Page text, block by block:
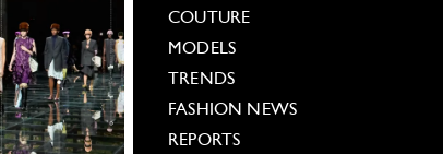
COUTURE
MODELS
TRENDS
FASHION NEWS
REPORTS